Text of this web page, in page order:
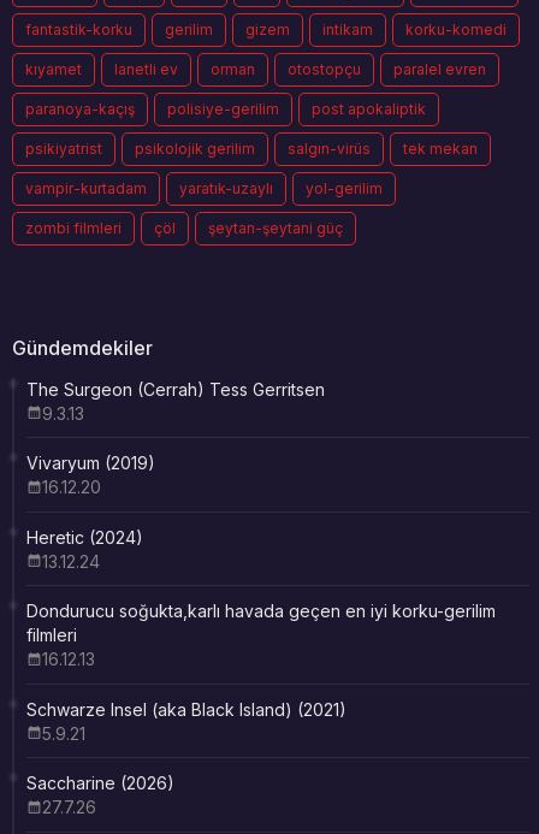
fantastik-korku gerilim gizem intikam korku-komedi
kıyamet lanetli ev orman otostopçu paralel evren
paranoya-kaçış polisiye-gerilim post apokaliptik
psikiyatrist psikolojik gerilim salgın-virüs tek mekan
vampir-kurtadam yaratık-uzaylı yol-gerilim
zombi filmleri çöl şeytan-şeytani güç
Gündemdekiler
The Surgeon (Cerrah) Tess Gerritsen
9.3.13
Vivaryum (2019)
16.12.20
Heretic (2024)
13.12.24
Dondurucu soğukta,karlı havada geçen en iyi korku-gerilim
filmleri
16.12.13
Schwarze Insel (aka Black Island) (2021)
5.9.21
Saccharine (2026)
27.7.26